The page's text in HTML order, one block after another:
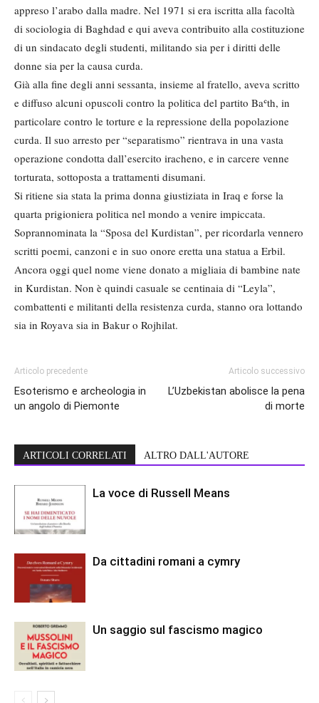
appreso l’arabo dalla madre. Nel 1971 si era iscritta alla facoltà
di sociologia di Baghdad e qui aveva contribuito alla costituzione
di un sindacato degli studenti, militando sia per i diritti delle
donne sia per la causa curda.
Già alla fine degli anni sessanta, insieme al fratello, aveva scritto
e diffuso alcuni opuscoli contro la politica del partito Baʿth, in
particolare contro le torture e la repressione della popolazione
curda. Il suo arresto per “separatismo” rientrava in una vasta
operazione condotta dall’esercito iracheno, e in carcere venne
torturata, sottoposta a trattamenti disumani.
Si ritiene sia stata la prima donna giustiziata in Iraq e forse la
quarta prigioniera politica nel mondo a venire impiccata.
Soprannominata la “Sposa del Kurdistan”, per ricordarla vennero
scritti poemi, canzoni e in suo onore eretta una statua a Erbil.
Ancora oggi quel nome viene donato a migliaia di bambine nate
in Kurdistan. Non è quindi casuale se centinaia di “Leyla”,
combattenti e militanti della resistenza curda, stanno ora lottando
sia in Royava sia in Bakur o Rojhilat.
Articolo precedente
Esoterismo e archeologia in
un angolo di Piemonte
Articolo successivo
L’Uzbekistan abolisce la pena
di morte
ARTICOLI CORRELATI ALTRO DALL'AUTORE
La voce di Russell Means
Da cittadini romani a cymry
Un saggio sul fascismo magico